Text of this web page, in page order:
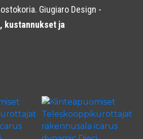
Giugiaro Design -
kustannukset ja